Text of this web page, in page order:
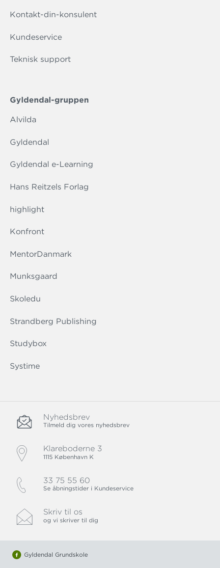
Kontakt-din-konsulent
Kundeservice
Teknisk support
Gyldendal-gruppen
Alvilda
Gyldendal
Gyldendal e-Learning
Hans Reitzels Forlag
highlight
Konfront
MentorDanmark
Munksgaard
Skoledu
Strandberg Publishing
Studybox
Systime
Nyhedsbrev
Tilmeld dig vores nyhedsbrev
Klareboderne 3
1115 København K
33 75 55 60
Se åbningstider i Kundeservice
Skriv til os
og vi skriver til dig
Gyldendal Grundskole